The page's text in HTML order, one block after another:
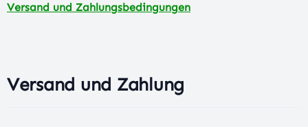
Versand und Zahlungsbedingungen
Versand und Zahlung